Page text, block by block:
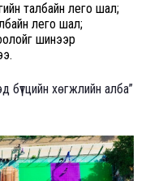
талбайн лего шал;
лего шал;
шинээр
бүтцийн хөгжлийн алба”